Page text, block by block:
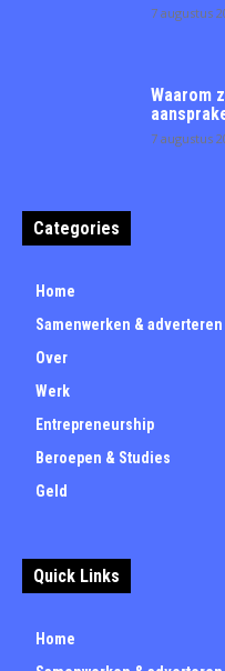
7 augustus
Waarom
7 augustus
Categories
Home
Samenwerken & adverteren
Over
Werk
Entrepreneurship
Beroepen & Studies
Geld
Quick Links
Home